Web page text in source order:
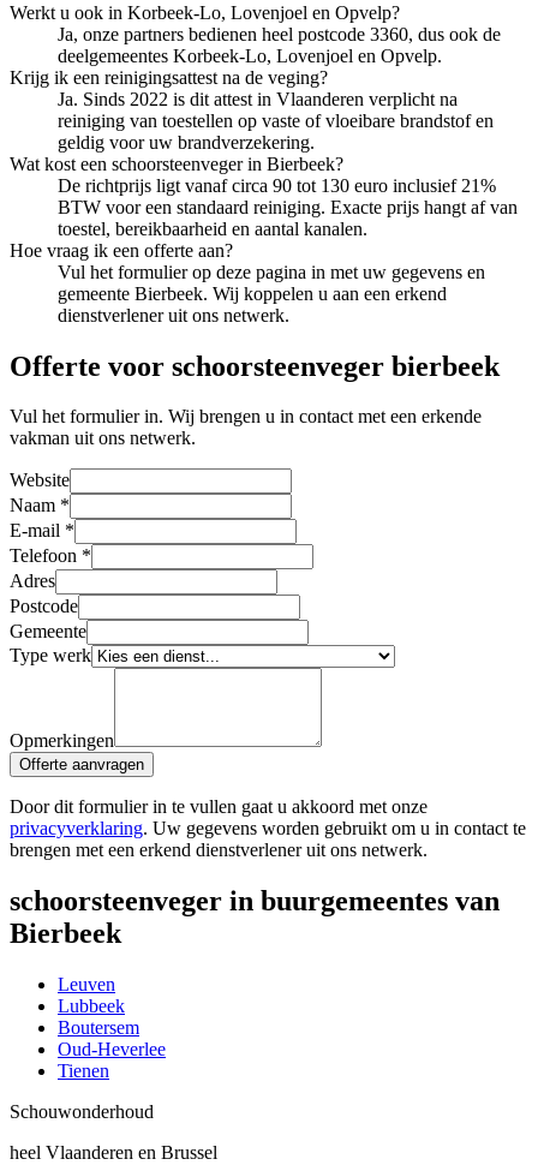
Werkt u ook in Korbeek-Lo, Lovenjoel en Opvelp?
Ja, onze partners bedienen heel postcode 3360, dus ook de
deelgemeentes Korbeek-Lo, Lovenjoel en Opvelp.
Krijg ik een reinigingsattest na de veging?
Ja. Sinds 2022 is dit attest in Vlaanderen verplicht na
reiniging van toestellen op vaste of vloeibare brandstof en
geldig voor uw brandverzekering.
Wat kost een schoorsteenveger in Bierbeek?
De richtprijs ligt vanaf circa 90 tot 130 euro inclusief 21%
BTW voor een standaard reiniging. Exacte prijs hangt af van
toestel, bereikbaarheid en aantal kanalen.
Hoe vraag ik een offerte aan?
Vul het formulier op deze pagina in met uw gegevens en
gemeente Bierbeek. Wij koppelen u aan een erkend
dienstverlener uit ons netwerk.
Offerte voor schoorsteenveger bierbeek
Vul het formulier in. Wij brengen u in contact met een erkende
vakman uit ons netwerk.
Website
Naam *
E-mail *
Telefoon *
Adres
Postcode
Gemeente
Type werk
Opmerkingen
Offerte aanvragen
Door dit formulier in te vullen gaat u akkoord met onze
privacyverklaring. Uw gegevens worden gebruikt om u in contact te
brengen met een erkend dienstverlener uit ons netwerk.
schoorsteenveger in buurgemeentes van
Bierbeek
Leuven
Lubbeek
Boutersem
Oud-Heverlee
Tienen
Schouwonderhoud
heel Vlaanderen en Brussel